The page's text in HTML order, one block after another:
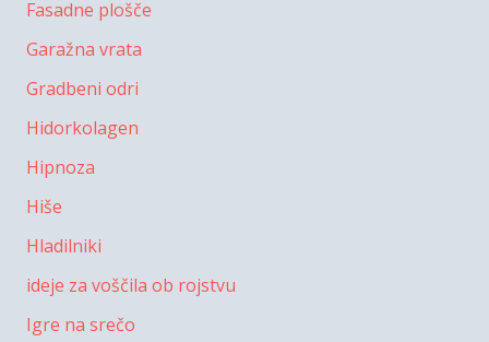
Fasadne plošče
Garažna vrata
Gradbeni odri
Hidorkolagen
Hipnoza
Hiše
Hladilniki
ideje za voščila ob rojstvu
Igre na srečo